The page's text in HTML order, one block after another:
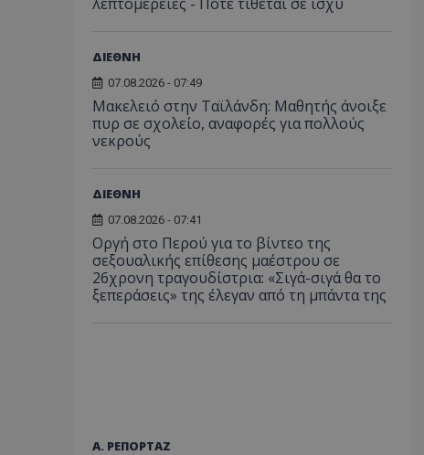
ΔΙΕΘΝΗ
07.08.2026 - 07:49
Μακελειό στην Ταϊλάνδη: Μαθητής άνοιξε
πυρ σε σχολείο, αναφορές για πολλούς
νεκρούς
ΔΙΕΘΝΗ
07.08.2026 - 07:41
Οργή στο Περού για το βίντεο της
σεξουαλικής επίθεσης μαέστρου σε
26χρονη τραγουδίστρια: «Σιγά-σιγά θα το
ξεπεράσεις» της έλεγαν από τη μπάντα της
Α. ΡΕΠΟΡΤΑΖ